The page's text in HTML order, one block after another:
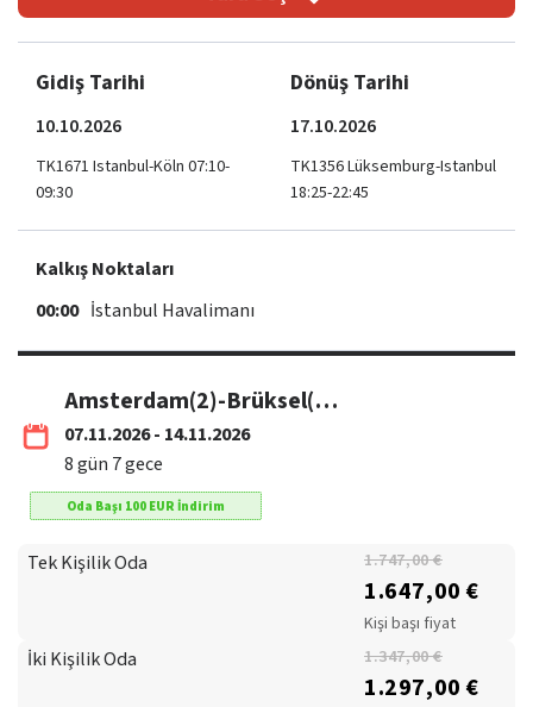
Gidiş Tarihi
10.10.2026
TK1671 Istanbul-Köln 07:10-
09:30
Dönüş Tarihi
17.10.2026
TK1356 Lüksemburg-Istanbul
18:25-22:45
Kalkış Noktaları
00:00 İstanbul Havalimanı
Amsterdam(2)-Brüksel(1)-Paris(3)-Lüksemburg(1) 07-14 Kasım / THY
07.11.2026 - 14.11.2026
8gün 7gece
Oda Başı 100 EUR İndirim
Tek Kişilik Oda 1.747,00 €
1.647,00 €
Kişi başı fiyat
İki Kişilik Oda 1.347,00 €
1.297,00 €